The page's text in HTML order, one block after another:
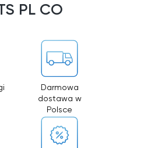
PL CO
Darmowa
dostawa w
Polsce